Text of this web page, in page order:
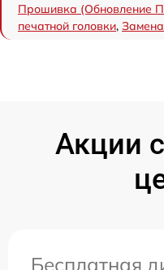
Прошивка (Обновление
печатной головки,
Акции
Бесплатная